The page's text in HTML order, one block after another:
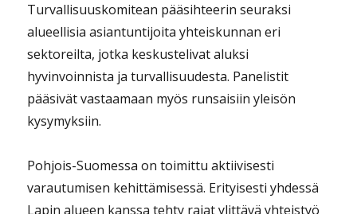
Turvallisuuskomitean pääsihteerin seuraksi
alueellisia asiantuntijoita yhteiskunnan eri
sektoreilta, jotka keskustelivat aluksi
hyvinvoinnista ja turvallisuudesta. Panelistit
pääsivät vastaamaan myös runsaisiin yleisön
kysymyksiin.
Pohjois-Suomessa on toimittu aktiivisesti
varautumisen kehittämisessä. Erityisesti yhdessä
Lapin alueen kanssa tehty rajat ylittävä yhteistyö